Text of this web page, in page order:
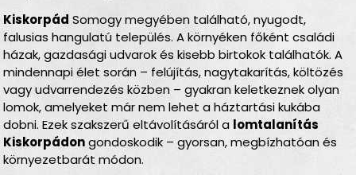
Kiskorpád Somogy megyében található, nyugodt,
falusias hangulatú település. A környéken főként családi
házak, gazdasági udvarok és kisebb birtokok találhatók. A
mindennapi élet során – felújítás, nagytakarítás, költözés
vagy udvarrendezés közben – gyakran keletkeznek olyan
lomok, amelyeket már nem lehet a háztartási kukába
dobni. Ezek szakszerű eltávolításáról a lomtalanítás
Kiskorpádongondoskodik – gyorsan, megbízhatóan és
környezetbarát módon.